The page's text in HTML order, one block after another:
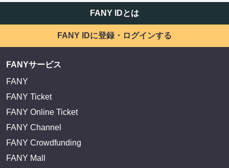
FANY IDとは
FANY IDに登録・ログインする
FANYサービス
FANY
FANY Ticket
FANY Online Ticket
FANY Channel
FANY Crowdfunding
FANY Mall